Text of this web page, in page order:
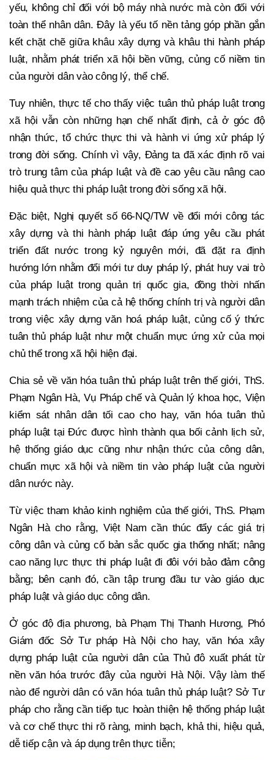
yếu, không chỉ đối với bộ máy nhà nước mà còn đối với
toàn thể nhân dân. Đây là yếu tố nền tảng góp phần gắn
kết chặt chẽ giữa khâu xây dựng và khâu thi hành pháp
luật, nhằm phát triển xã hội bền vững, củng cố niềm tin
của người dân vào công lý, thể chế.
Tuy nhiên, thực tế cho thấy việc tuân thủ pháp luật trong
xã hội vẫn còn những hạn chế nhất định, cả ở góc độ
nhận thức, tổ chức thực thi và hành vi ứng xử pháp lý
trong đời sống. Chính vì vậy, Đảng ta đã xác định rõ vai
trò trung tâm của pháp luật và đề cao yêu cầu nâng cao
hiệu quả thực thi pháp luật trong đời sống xã hội.
Đặc biệt, Nghị quyết số 66-NQ/TW về đổi mới công tác
xây dựng và thi hành pháp luật đáp ứng yêu cầu phát
triển đất nước trong kỷ nguyên mới, đã đặt ra định
hướng lớn nhằm đổi mới tư duy pháp lý, phát huy vai trò
của pháp luật trong quản trị quốc gia, đồng thời nhấn
mạnh trách nhiệm của cả hệ thống chính trị và người dân
trong việc xây dựng văn hoá pháp luật, củng cố ý thức
tuân thủ pháp luật như một chuẩn mực ứng xử của mọi
chủ thể trong xã hội hiện đại.
Chia sẻ về văn hóa tuân thủ pháp luật trên thế giới, ThS.
Phạm Ngân Hà, Vụ Pháp chế và Quản lý khoa học, Viện
kiểm sát nhân dân tối cao cho hay, văn hóa tuân thủ
pháp luật tại Đức được hình thành qua bối cảnh lịch sử,
hệ thống giáo dục cũng như nhận thức của công dân,
chuẩn mực xã hội và niềm tin vào pháp luật của người
dân nước này.
Từ việc tham khảo kinh nghiệm của thế giới, ThS. Phạm
Ngân Hà cho rằng, Việt Nam cần thúc đẩy các giá trị
công dân và củng cố bản sắc quốc gia thống nhất; nâng
cao năng lực thực thi pháp luật đi đôi với bảo đảm công
bằng; bên cạnh đó, cần tập trung đầu tư vào giáo dục
pháp luật và giáo dục công dân.
Ở góc độ địa phương, bà Phạm Thị Thanh Hương, Phó
Giám đốc Sở Tư pháp Hà Nội cho hay, văn hóa xây
dựng pháp luật của người dân của Thủ đô xuất phát từ
nền văn hóa trước đây của người Hà Nội. Vậy làm thế
nào để người dân có văn hóa tuân thủ pháp luật? Sở Tư
pháp cho rằng cần tiếp tục hoàn thiện hệ thống pháp luật
và cơ chế thực thi rõ ràng, minh bạch, khả thi, hiệu quả,
dễ tiếp cận và áp dụng trên thực tiễn;